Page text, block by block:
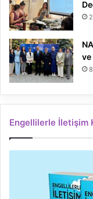
ve
Engellilerle İletişim